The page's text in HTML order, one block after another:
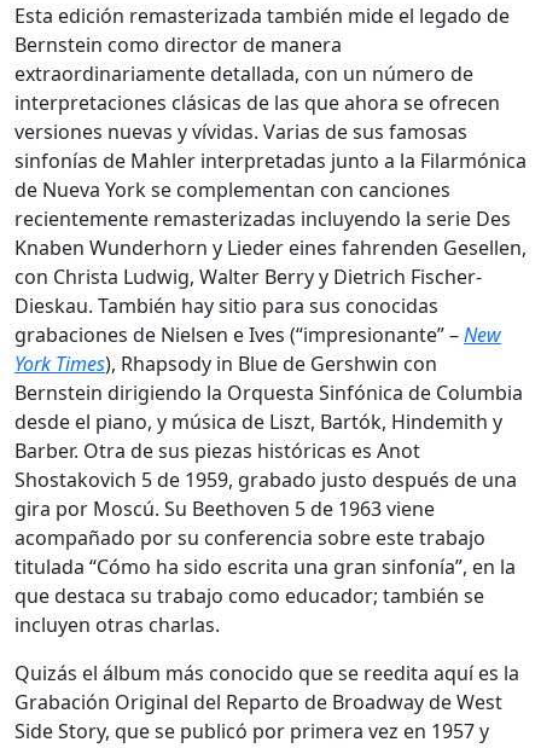
Esta edición remasterizada también mide el legado de
Bernstein como director de manera
extraordinariamente detallada, con un número de
interpretaciones clásicas de las que ahora se ofrecen
versiones nuevas y vívidas. Varias de sus famosas
sinfonías de Mahler interpretadas junto a la Filarmónica
de Nueva York se complementan con canciones
recientemente remasterizadas incluyendo la serie Des
Knaben Wunderhorn y Lieder eines fahrenden Gesellen,
con Christa Ludwig, Walter Berry y Dietrich Fischer-
Dieskau. También hay sitio para sus conocidas
grabaciones de Nielsen e Ives (“impresionante” –New
York Times), Rhapsody in Blue de Gershwin con
Bernstein dirigiendo la Orquesta Sinfónica de Columbia
desde el piano, y música de Liszt, Bartók, Hindemith y
Barber. Otra de sus piezas históricas es Anot
Shostakovich 5 de 1959, grabado justo después de una
gira por Moscú. Su Beethoven 5 de 1963 viene
acompañado por su conferencia sobre este trabajo
titulada “Cómo ha sido escrita una gran sinfonía”, en la
que destaca su trabajo como educador; también se
incluyen otras charlas.
Quizás el álbum más conocido que se reedita aquí es la
Grabación Original del Reparto de Broadway de West
Side Story, que se publicó por primera vez en 1957 y